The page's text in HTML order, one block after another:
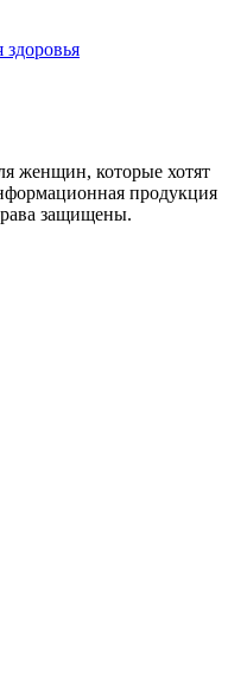
здоровья
женщин, которые хотят
продукция
защищены.